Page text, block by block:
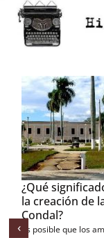
tuvo
de la Ciudad
los amigos se
La
‹